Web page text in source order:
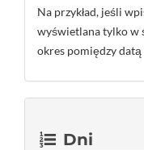
Na przykład, jeśli
wyświetlana tylko w
okres pomiędzy
Dni